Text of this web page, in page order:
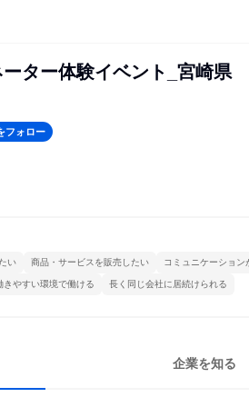
ター体験イベント_宮崎県
フォロー
い 商品・サービスを販売したい コミュニケーション
きやすい環境で働ける 長く同じ会社に居続けられる
企業を知る